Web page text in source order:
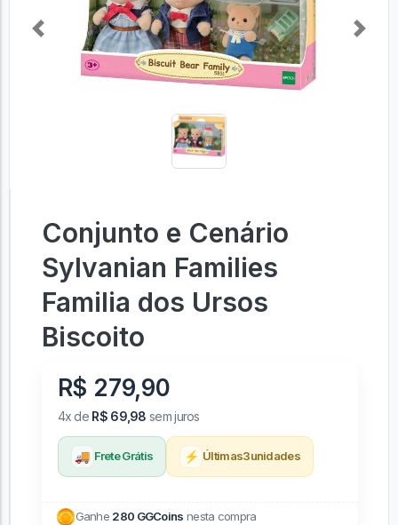
Previous Next
Conjunto e Cenário
Sylvanian Families
Familia dos Ursos
Biscoito
R$ 279,90
4x de R$ 69,98 sem juros
🚚 Frete Grátis ⚡ Últimas3unidades
Ganhe 280 GGCoins nesta compra